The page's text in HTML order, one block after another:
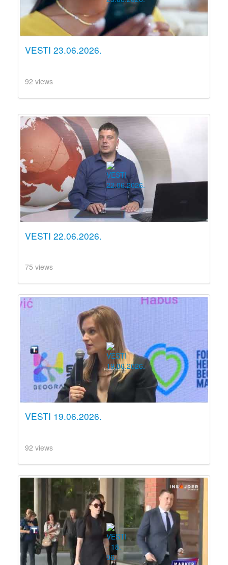
VESTI 23.06.2026.
92 views
VESTI 22.06.2026.
75 views
VESTI 19.06.2026.
92 views